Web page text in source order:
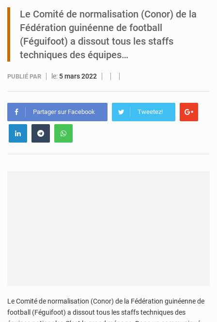
Tibiri : le dialogue, nouveau terrain de jeu pour la paix
Le Comité de normalisation (Conor) de la
Fédération guinéenne de football
(Féguifoot) a dissout tous les staffs
techniques des équipes…
PUBLIÉ PAR le: 5 mars 2022
Partager sur Facebook Tweetez!
Le Comité de normalisation (Conor) de la Fédération guinéenne de
football (Féguifoot) a dissout tous les staffs techniques des